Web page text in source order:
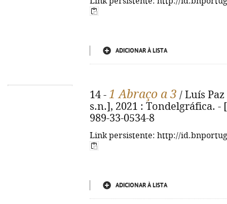
ADICIONAR À LISTA
14 - 1 Abraço a 3 / Luís Paz
s.n.], 2021 : Tondelgráfica. -
989-33-0534-8
Link persistente: http://
ADICIONAR À LISTA